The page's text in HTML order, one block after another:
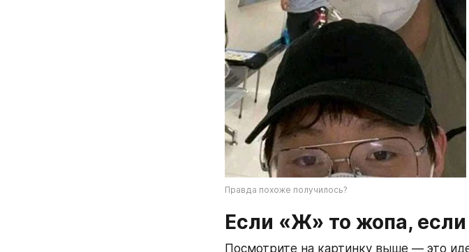
Правда похоже получилось?
Если «Ж» то жопа, если
Посмотрите на картинку выше — это